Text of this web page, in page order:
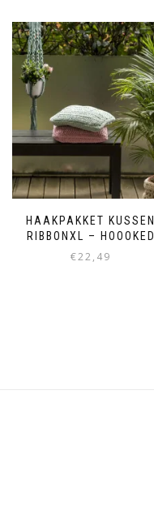
HAAKPAKKET KUSSEN
RIBBONXL – HOOOKED
€22,49